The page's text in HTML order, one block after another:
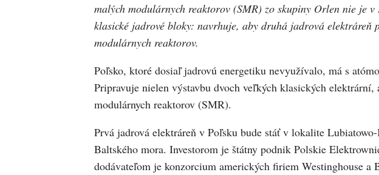
malých modulárnych reaktorov (SMR) zo skupiny Orlen nie je v
klasické jadrové bloky: navrhuje, aby druhá jadrová elektráreň
modulárnych reaktorov.
Poľsko, ktoré dosiaľ jadrovú energetiku nevyužívalo, má s
Pripravuje nielen výstavbu dvoch veľkých klasických
modulárnych reaktorov (SMR).
Prvá jadrová elektráreň v Poľsku bude stáť v lokalite
Baltského mora. Investorom je štátny podnik Polskie
dodávateľom je konzorcium amerických firiem Westinghouse a